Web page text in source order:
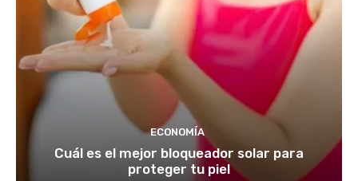
ECONOMÍA
Cuál es el mejor bloqueador solar para
proteger tu piel